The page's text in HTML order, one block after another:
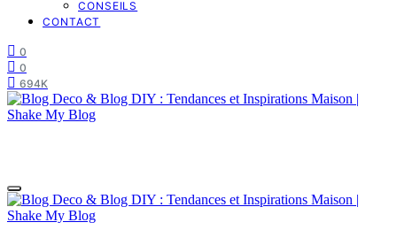
CONSEILS
CONTACT
0
0
694K